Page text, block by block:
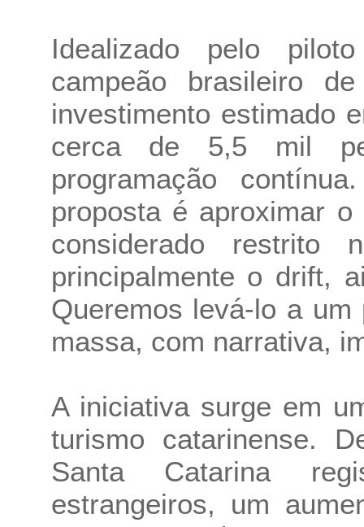
Idealizado pelo
campeão brasileiro
investimento estimado
cerca de 5,5 mil
programação
proposta é aproximar
considerado restrito
principalmente o drift,
Queremos levá-lo a
massa, com narrativa,
A iniciativa surge em
turismo catarinense.
Santa Catarina
estrangeiros, um